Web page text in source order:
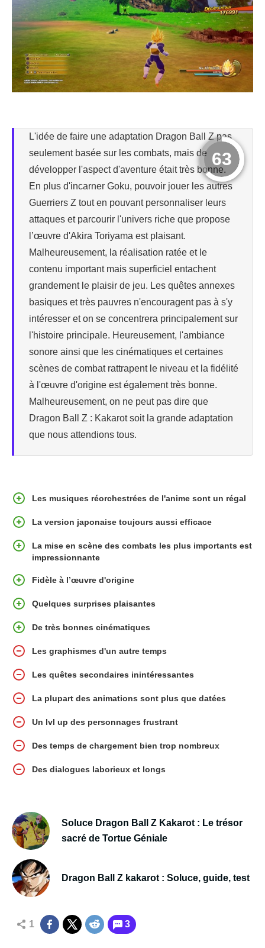
63
L'idée de faire une adaptation Dragon Ball Z pas
seulement basée sur les combats, mais de
développer l'aspect d'aventure était très bonne.
En plus d'incarner Goku, pouvoir jouer les autres
Guerriers Z tout en pouvant personnaliser leurs
attaques et parcourir l'univers riche que propose
l’œuvre d'Akira Toriyama est plaisant.
Malheureusement, la réalisation ratée et le
contenu important mais superficiel entachent
grandement le plaisir de jeu. Les quêtes annexes
basiques et très pauvres n'encouragent pas à s'y
intéresser et on se concentrera principalement sur
l'histoire principale. Heureusement, l'ambiance
sonore ainsi que les cinématiques et certaines
scènes de combat rattrapent le niveau et la fidélité
à l'œuvre d'origine est également très bonne.
Malheureusement, on ne peut pas dire que
Dragon Ball Z : Kakarot soit la grande adaptation
que nous attendions tous.
Les musiques réorchestrées de l'anime sont un régal
La version japonaise toujours aussi efficace
La mise en scène des combats les plus importants est
impressionnante
Fidèle à l’œuvre d'origine
Quelques surprises plaisantes
De très bonnes cinématiques
Les graphismes d'un autre temps
Les quêtes secondaires inintéressantes
La plupart des animations sont plus que datées
Un lvl up des personnages frustrant
Des temps de chargement bien trop nombreux
Des dialogues laborieux et longs
Soluce Dragon Ball Z Kakarot : Le trésor
sacré de Tortue Géniale
Dragon Ball Z kakarot : Soluce, guide, test
1 3